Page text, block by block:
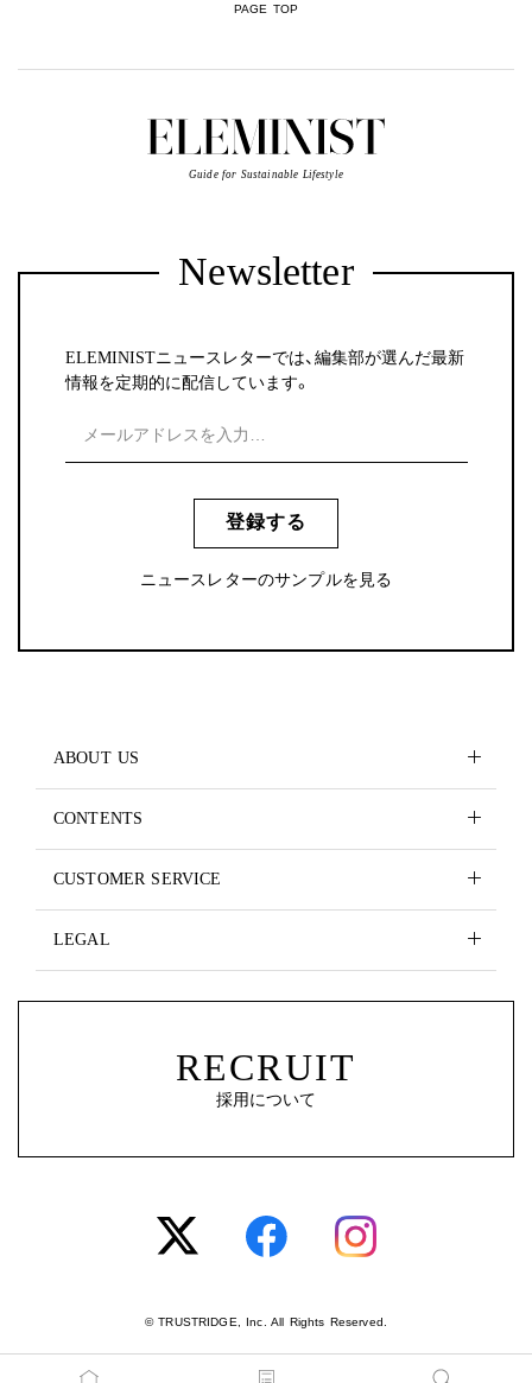
PAGE TOP
Guide for Sustainable Lifestyle
Newsletter
ELEMINISTニュースレターでは、編集部が選んだ最新
情報を定期的に配信しています。
登録する
ニュースレターのサンプルを見る
ABOUT US
CONTENTS
CUSTOMER SERVICE
LEGAL
RECRUIT
採用について
© TRUSTRIDGE, Inc. All Rights Reserved.